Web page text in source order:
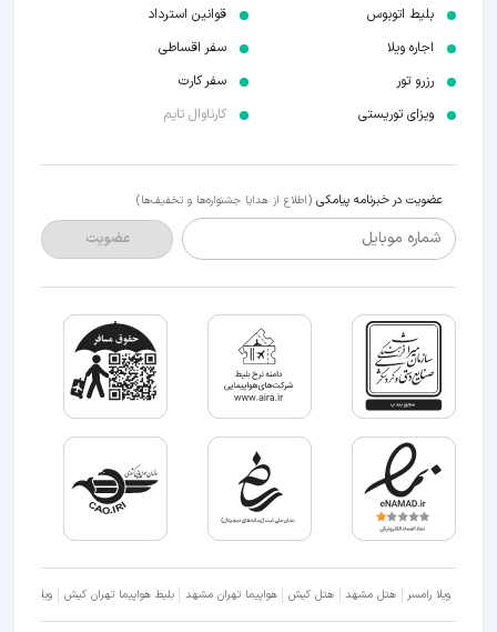
بلیط اتوبوس
اجاره ویلا
رزرو تور
ویزای توریستی
قوانین استرداد
سفر اقساطی
سفر کارت
کارناوال تایم
عضویت در خبرنامه پیامکی (اطلاع از هدایا جشنواره‌ها و تخفیف‌ها)
شماره موبایل عضویت
ویلا رامسر هتل مشهد هتل کیش هواپیما تهران مشهد بلیط هواپیما تهران کیش ویلا شمال